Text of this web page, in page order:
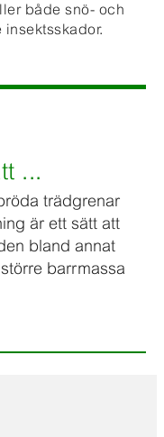
både snö- och
...
trädgrenar
är ett sätt att
bland annat
barrmassa